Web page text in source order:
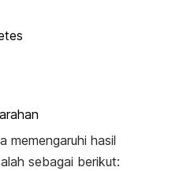
memengaruhi hasil
sebagai berikut: